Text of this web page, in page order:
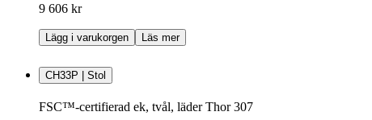
9 606 kr
Lägg i varukorgen Läs mer
CH33P | Stol
FSC™-certifierad ek, tvål, läder Thor 307